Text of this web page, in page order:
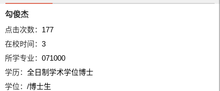
勾俊杰
点击次数： 177
在校时间：3
所学专业：071000
学历：全日制学术学位博士
学位：/博士生